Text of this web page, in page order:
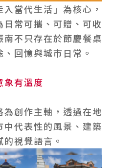
當代生活」為核心，
常可攜、可贈、可收
不只存在於節慶餐桌
回憶與城市日常。
象有溫度
創作主軸，透過在地
代表性的風景、建築
視覺語言。